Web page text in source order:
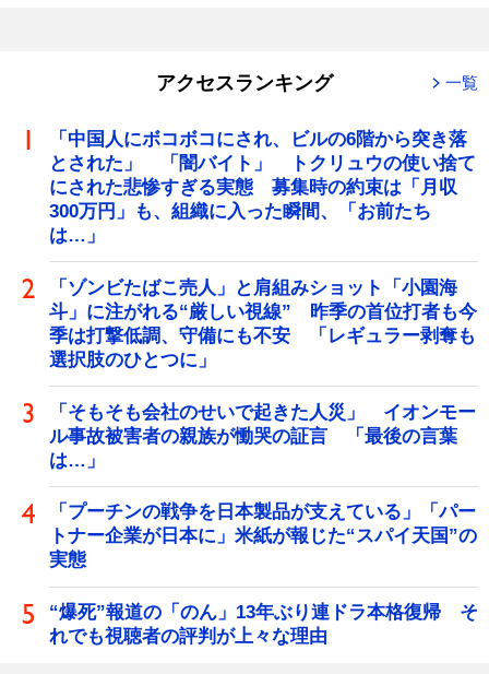
アクセスランキング 一覧
「中国人にボコボコにされ、ビルの6階から突き落
とされた」 「闇バイト」 トクリュウの使い捨て
にされた悲惨すぎる実態 募集時の約束は「月収
300万円」も、組織に入った瞬間、「お前たち
は…」
「ゾンビたばこ売人」と肩組みショット「小園海
斗」に注がれる“厳しい視線” 昨季の首位打者も今
季は打撃低調、守備にも不安 「レギュラー剥奪も
選択肢のひとつに」
「そもそも会社のせいで起きた人災」 イオンモー
ル事故被害者の親族が慟哭の証言 「最後の言葉
は…」
「プーチンの戦争を日本製品が支えている」「パー
トナー企業が日本に」米紙が報じた“スパイ天国”の
実態
“爆死”報道の「のん」13年ぶり連ドラ本格復帰 そ
れでも視聴者の評判が上々な理由